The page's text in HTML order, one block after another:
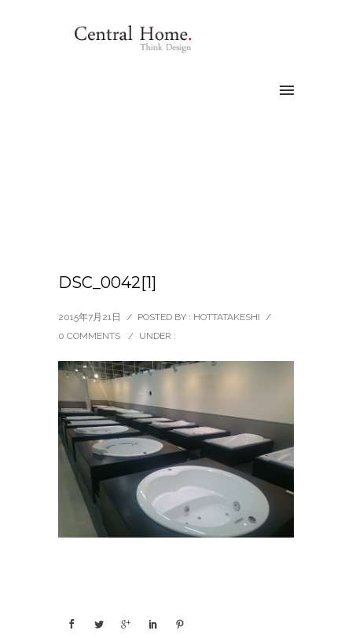
DSC_0042[1]
2015年7月21日 / POSTED BY : HOTTATAKESHI /
0 COMMENTS
/ UNDER :